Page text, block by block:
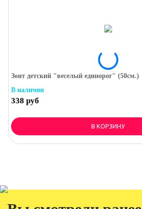
Зонт детский "веселый единорог" (50см.)
В наличии
338 руб
В КОРЗИНУ